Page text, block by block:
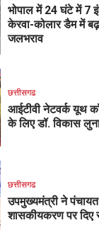
भोपाल में 24 घंटे में 7
केरवा-कोलार डैम में
जलभराव
छत्तीसगढ
आईटीवी नेटवर्क यूथ
के लिए डॉ. विकास
छत्तीसगढ
उपमुख्यमंत्री ने
शासकीयकरण पर